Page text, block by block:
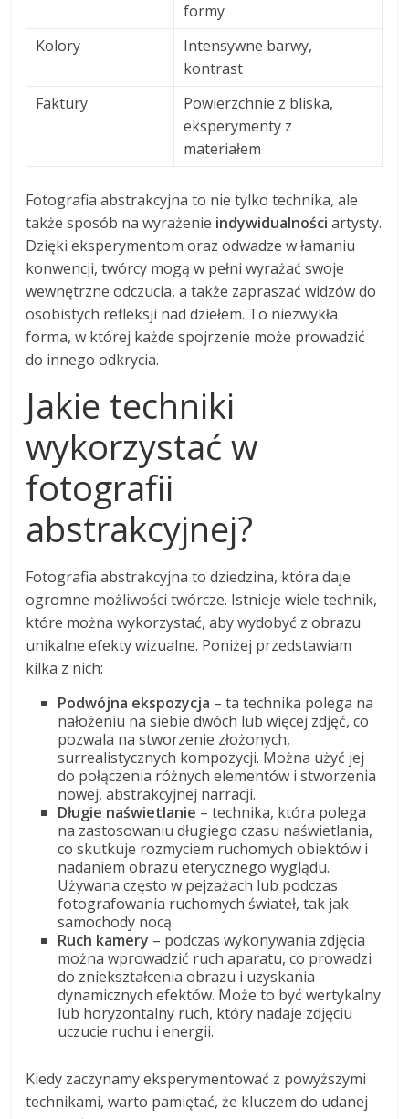
formy
Kolory
Intensywne barwy,
kontrast
Faktury
Powierzchnie z bliska,
eksperymenty z
materiałem
Fotografia abstrakcyjna to nie tylko technika, ale
także sposób na wyrażenie indywidualności artysty.
Dzięki eksperymentom oraz odwadze w łamaniu
konwencji, twórcy mogą w pełni wyrażać swoje
wewnętrzne odczucia, a także zapraszać widzów do
osobistych refleksji nad dziełem. To niezwykła
forma, w której każde spojrzenie może prowadzić
do innego odkrycia.
Jakie techniki
wykorzystać w
fotografii
abstrakcyjnej?
Fotografia abstrakcyjna to dziedzina, która daje
ogromne możliwości twórcze. Istnieje wiele technik,
które można wykorzystać, aby wydobyć z obrazu
unikalne efekty wizualne. Poniżej przedstawiam
kilka z nich:
Podwójna ekspozycja – ta technika polega na
nałożeniu na siebie dwóch lub więcej zdjęć, co
pozwala na stworzenie złożonych,
surrealistycznych kompozycji. Można użyć jej
do połączenia różnych elementów i stworzenia
nowej, abstrakcyjnej narracji.
Długie naświetlanie – technika, która polega
na zastosowaniu długiego czasu naświetlania,
co skutkuje rozmyciem ruchomych obiektów i
nadaniem obrazu eterycznego wyglądu.
Używana często w pejzażach lub podczas
fotografowania ruchomych świateł, tak jak
samochody nocą.
Ruch kamery – podczas wykonywania zdjęcia
można wprowadzić ruch aparatu, co prowadzi
do zniekształcenia obrazu i uzyskania
dynamicznych efektów. Może to być wertykalny
lub horyzontalny ruch, który nadaje zdjęciu
uczucie ruchu i energii.
Kiedy zaczynamy eksperymentować z powyższymi
technikami, warto pamiętać, że kluczem do udanej